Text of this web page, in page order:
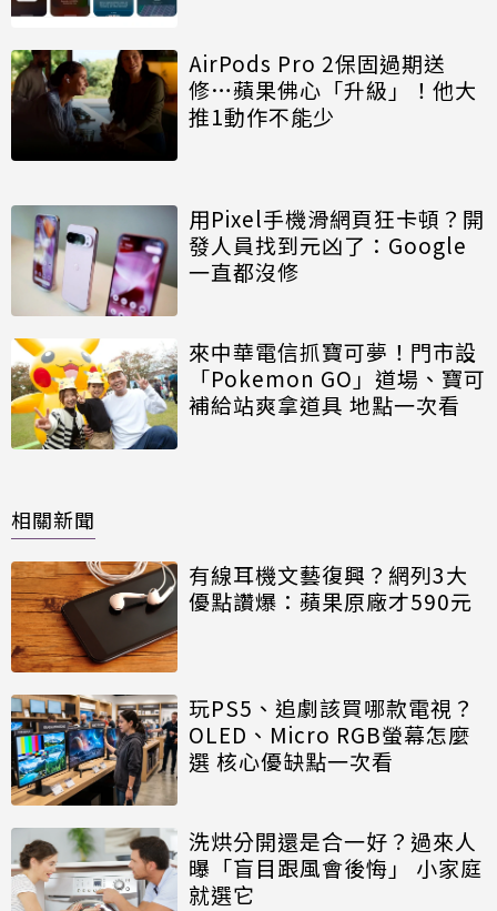
AirPods Pro 2保固過期送
修…蘋果佛心「升級」！他大
推1動作不能少
用Pixel手機滑網頁狂卡頓？開
發人員找到元凶了：Google
一直都沒修
來中華電信抓寶可夢！門市設
「Pokemon GO」道場、寶可
補給站爽拿道具 地點一次看
相關新聞
有線耳機文藝復興？網列3大
優點讚爆：蘋果原廠才590元
玩PS5、追劇該買哪款電視？
OLED、Micro RGB螢幕怎麼
選 核心優缺點一次看
洗烘分開還是合一好？過來人
曝「盲目跟風會後悔」 小家庭
就選它